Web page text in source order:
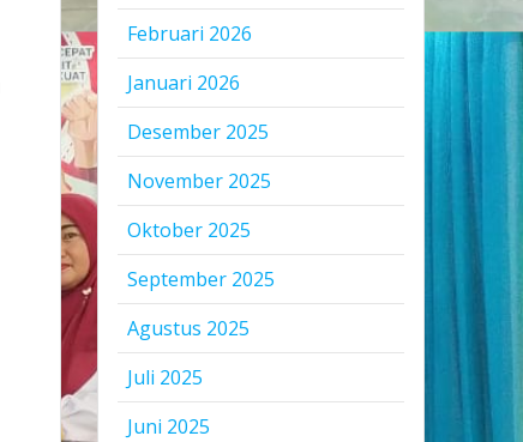
Februari 2026
Januari 2026
Desember 2025
November 2025
Oktober 2025
September 2025
Agustus 2025
Juli 2025
Juni 2025